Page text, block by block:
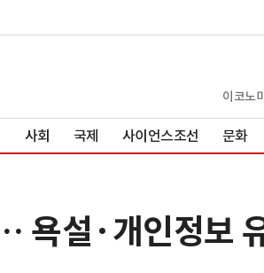
이코노
사회 국제 사이언스조선 문화
욕설·개인정보